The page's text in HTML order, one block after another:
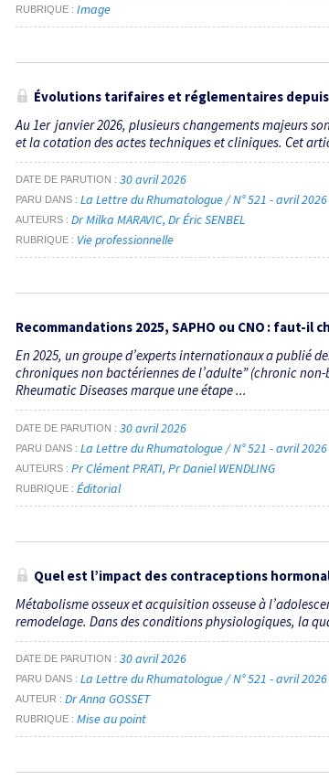
RUBRIQUE Image
Évolutions tarifaires et réglementaires depuis
Au 1er janvier 2026, plusieurs changements majeurs
et la cotation des actes techniques et cliniques. Cet
DATE DE PARUTION 30 avril 2026
PARU DANS La Lettre du Rhumatologue / N° 521 - avril 2026
AUTEURS Dr Milka MARAVIC Dr Éric SENBEL
RUBRIQUE Vie professionnelle
Recommandations 2025, SAPHO ou CNO : faut-il
En 2025, un groupe d’experts internationaux a publié
chroniques non bactériennes de l’adulte” (chronic
Rheumatic Diseases marque une étape ...
DATE DE PARUTION 30 avril 2026
PARU DANS La Lettre du Rhumatologue / N° 521 - avril 2026
AUTEURS Pr Clément PRATI Pr Daniel WENDLING
RUBRIQUE Éditorial
Quel est l’impact des contraceptions
Métabolisme osseux et acquisition osseuse à
remodelage. Dans des conditions physiologiques, la
DATE DE PARUTION 30 avril 2026
PARU DANS La Lettre du Rhumatologue / N° 521 - avril 2026
AUTEUR Dr Anna GOSSET
RUBRIQUE Mise au point